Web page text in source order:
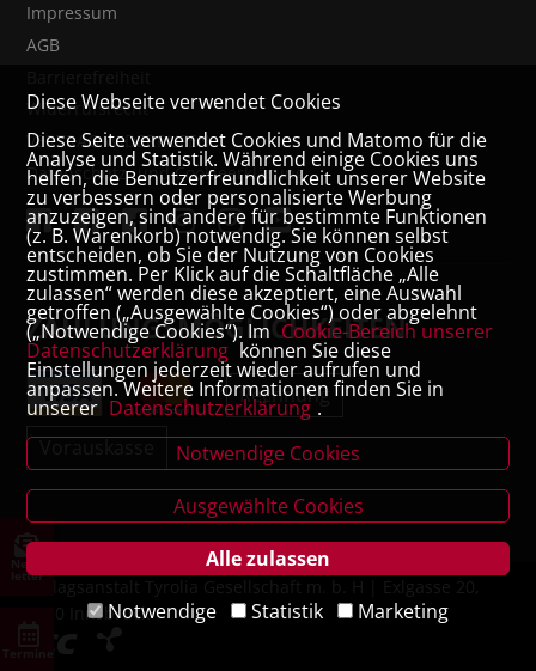
letter
Impressum
AGB
Widerrufsrecht
VERTRAG WIDERRUFEN
Datenschutz- und Cookieerklärung
ZAHLUNGSMÖGLICHKEITEN
Rechnung
Vorauskasse
6020 Innsbruck
Diese Webseite verwendet Cookies
Diese Seite verwendet Cookies und Matomo für die
Analyse und Statistik. Während einige Cookies uns
helfen, die Benutzerfreundlichkeit unserer Website
zu verbessern oder personalisierte Werbung
anzuzeigen, sind andere für bestimmte Funktionen
(z. B. Warenkorb) notwendig. Sie können selbst
entscheiden, ob Sie der Nutzung von Cookies
zustimmen. Per Klick auf die Schaltfläche „Alle
zulassen“ werden diese akzeptiert, eine Auswahl
getroffen („Ausgewählte Cookies“) oder abgelehnt
(„Notwendige Cookies“). Im Cookie-Bereich unserer
Datenschutzerklärung können Sie diese
Einstellungen jederzeit wieder aufrufen und
anpassen. Weitere Informationen finden Sie in
unserer Datenschutzerklärung .
Notwendige Cookies
Ausgewählte Cookies
Alle zulassen
Notwendige
Statistik Marketing